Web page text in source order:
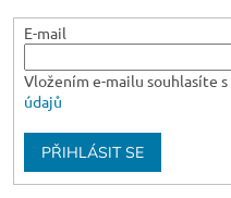
E-mail
Vložením e-mailu souhlasíte s
údajů
PŘIHLÁSIT SE